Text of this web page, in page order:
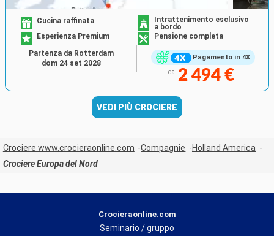
Pagamento in 4X
Cucina raffinata
Intrattenimento esclusivo
a bordo
Esperienza Premium
Pensione completa
da 2 494 €
Partenza da Rotterdam
dom 24 set 2028
VEDI PIÙ CROCIERE
Crociere www.crocieraonline.com Compagnie
Holland America
Crociere Europa del Nord
Crocieraonline.com
Seminario / gruppo